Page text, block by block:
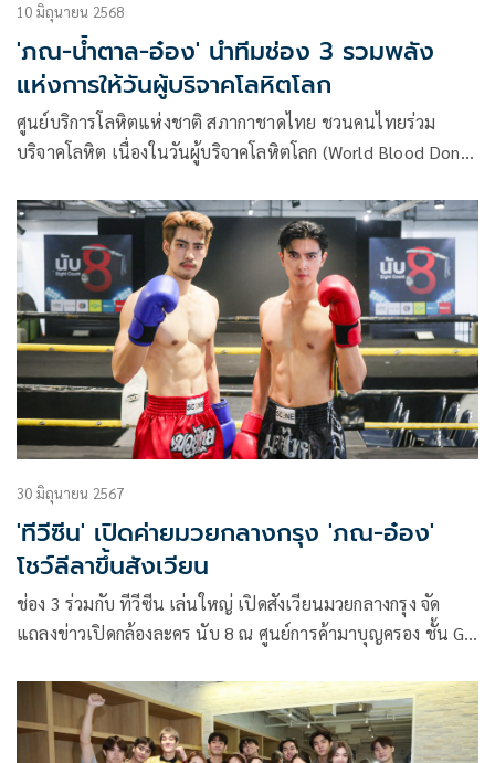
10 มิถุนายน 2568
'ภณ-น้ำตาล-อ๋อง' นำทีมช่อง 3 รวมพลัง
แห่งการให้วันผู้บริจาคโลหิตโลก
ศูนย์บริการโลหิตแห่งชาติ สภากาชาดไทย ชวนคนไทยร่วม
บริจาคโลหิต เนื่องในวันผู้บริจาคโลหิตโลก (World Blood Donor
โลหิตประจำที่ 7 แห่ง โรงพยาบาลสาขาบริการโลหิตแห่งชาติ 8
แห่งในกรุงเทพฯ และภาคบริการโลหิตแห่งชาติ 12 แห่ง ทั่ว
ประเทศ
30 มิถุนายน 2567
'ทีวีซีน' เปิดค่ายมวยกลางกรุง 'ภณ-อ๋อง'
โชว์ลีลาขึ้นสังเวียน
ช่อง 3 ร่วมกับ ทีวีซีน เล่นใหญ่ เปิดสังเวียนมวยกลางกรุง จัด
แถลงข่าวเปิดกล้องละคร นับ 8 ณ ศูนย์การค้ามาบุญครอง ชั้น G
ละคร ปิ่น ณัฏฐนันท์ ฉวีวงษ์ พร้อมด้วยพระเอกหนุ่ม ภณ ณวัสน์
ประกบคู่กับนางเอก น้ำตาล พิจักขณา และพระเอกน้องใหม่ อ๋อง
สิทธานต์ ที่ขอขึ้นสังเวียนชกครั้งแรกในชีวิต